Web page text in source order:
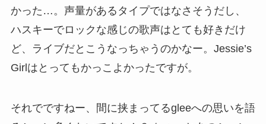
かった…。声量があるタイプではなさそうだし、
ハスキーでロックな感じの歌声はとても好きだけ
ど、ライブだとこうなっちゃうのかなー。Jessie’s
Girlはとってもかっこよかったですが。
それでですねー、間に挟まってるgleeへの思いを語